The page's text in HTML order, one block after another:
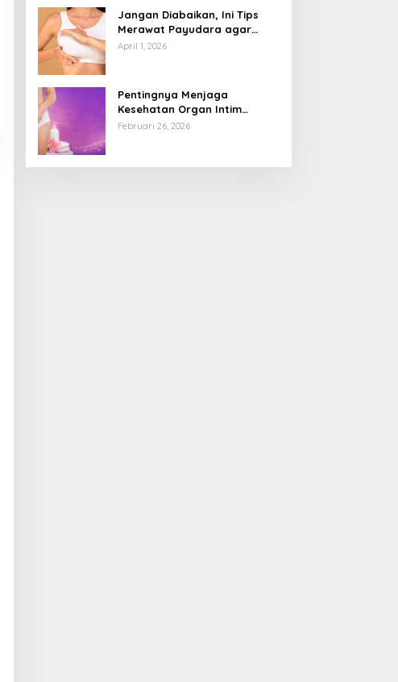
Jangan Diabaikan, Ini Tips
Merawat Payudara agar
Tetap Sehat dan Terhindar
April 1, 2026
Pentingnya Menjaga
Kesehatan Organ Intim
Wanita, Ini 3 Cara Perawatan
Februari 26, 2026